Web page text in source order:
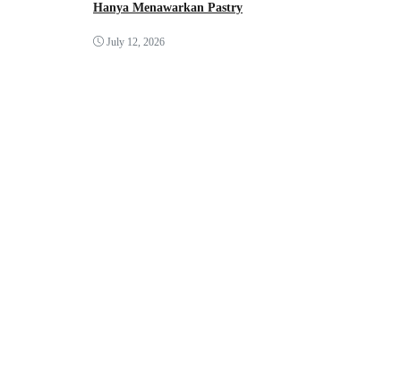
Hanya Menawarkan Pastry
July 12, 2026